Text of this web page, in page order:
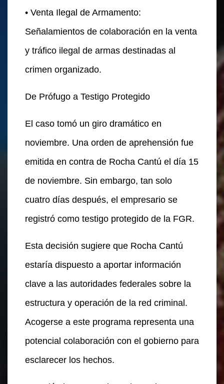
• Venta Ilegal de Armamento:
Señalamientos de colaboración en la venta
y tráfico ilegal de armas destinadas al
crimen organizado.
De Prófugo a Testigo Protegido
El caso tomó un giro dramático en
noviembre. Una orden de aprehensión fue
emitida en contra de Rocha Cantú el día 15
de noviembre. Sin embargo, tan solo
cuatro días después, el empresario se
registró como testigo protegido de la FGR.
Esta decisión sugiere que Rocha Cantú
estaría dispuesto a aportar información
clave a las autoridades federales sobre la
estructura y operación de la red criminal.
Acogerse a este programa representa una
potencial colaboración con el gobierno para
esclarecer los hechos.